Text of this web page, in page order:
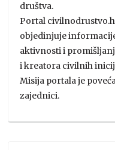
društva.
Portal
objedinjuje
aktivnosti i
i kreatora civilnih
Misija portala je
zajednici.